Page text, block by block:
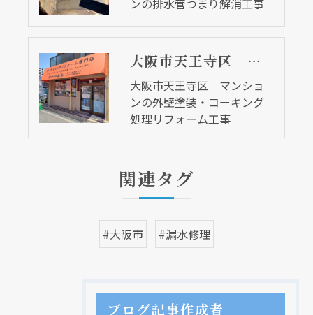
大阪市天王寺区 マンションの外壁塗装・コーキング処理リフォーム工事
大阪市天王寺区 マンショ
ンの外壁塗装・コーキング
処理リフォーム工事
関連タグ
#大阪市 #漏水修理
ブログ記事作成者